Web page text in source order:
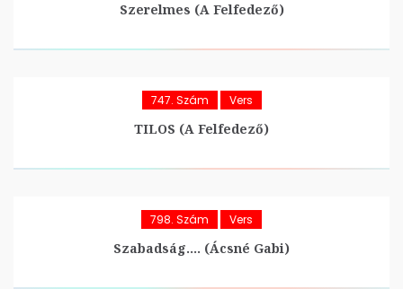
Szerelmes (A Felfedező)
747. Szám Vers
TILOS (A Felfedező)
798. Szám Vers
Szabadság…. (Ácsné Gabi)